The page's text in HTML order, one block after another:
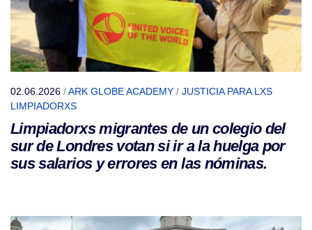
02.06.2026 /ARK GLOBE ACADEMY / JUSTICIA PARA LXS
LIMPIADORXS
Limpiadorxs migrantes de un colegio del
sur de Londres votan si ir a la huelga por
sus salarios y errores en las nóminas.